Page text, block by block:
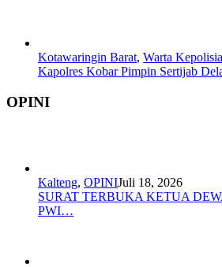
Kotawaringin Barat, Warta
Kapolres Kobar Pimpin Sertijab
OPINI
Kalteng, OPINIJuli 18, 2026
SURAT TERBUKA KETUA
PWI…